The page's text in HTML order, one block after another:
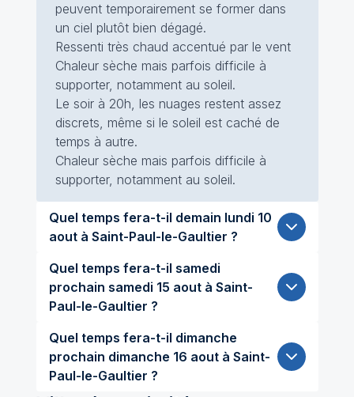
peuvent temporairement se former dans
un ciel plutôt bien dégagé.
Ressenti très chaud accentué par le vent
Chaleur sèche mais parfois difficile à
supporter, notamment au soleil.
Le soir à 20h, les nuages restent assez
discrets, même si le soleil est caché de
temps à autre.
Chaleur sèche mais parfois difficile à
supporter, notamment au soleil.
Quel temps fera-t-il demain lundi 10
aout à Saint-Paul-le-Gaultier ?
Quel temps fera-t-il samedi
prochain samedi 15 aout à Saint-
Paul-le-Gaultier ?
Quel temps fera-t-il dimanche
prochain dimanche 16 aout à Saint-
Paul-le-Gaultier ?